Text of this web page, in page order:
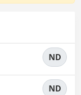
ND
ND